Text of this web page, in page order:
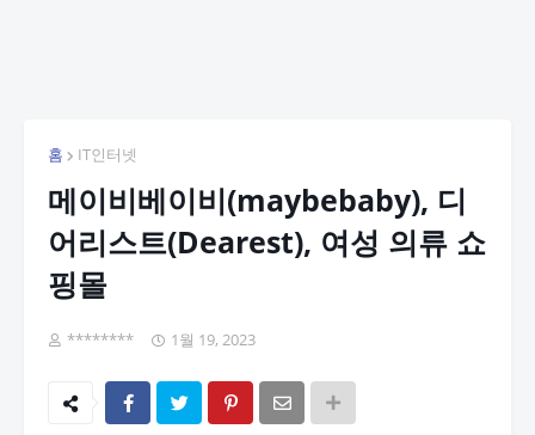
홈 IT인터넷
메이비베이비(maybebaby), 디
어리스트(Dearest), 여성 의류 쇼
핑몰
******** 1월 19, 2023